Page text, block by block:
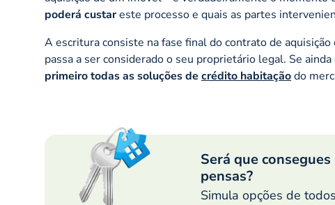
poderá custareste processo e quais as partes
A escritura consiste na fase final do contrato de
passa a ser considerado o seu proprietário legal. Se
primeiro todas as soluções de crédito habitaçãodo
Será que
pensas?
Simula opções de